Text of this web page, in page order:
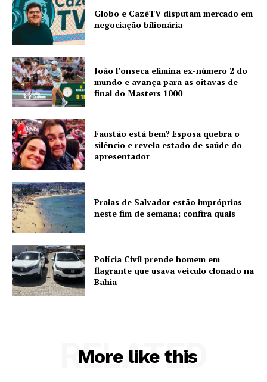
Globo e CazéTV disputam mercado em
negociação bilionária
João Fonseca elimina ex-número 2 do
mundo e avança para as oitavas de
final do Masters 1000
Faustão está bem? Esposa quebra o
silêncio e revela estado de saúde do
apresentador
Praias de Salvador estão impróprias
neste fim de semana; confira quais
Polícia Civil prende homem em
flagrante que usava veículo clonado na
Bahia
More like this
RELATED